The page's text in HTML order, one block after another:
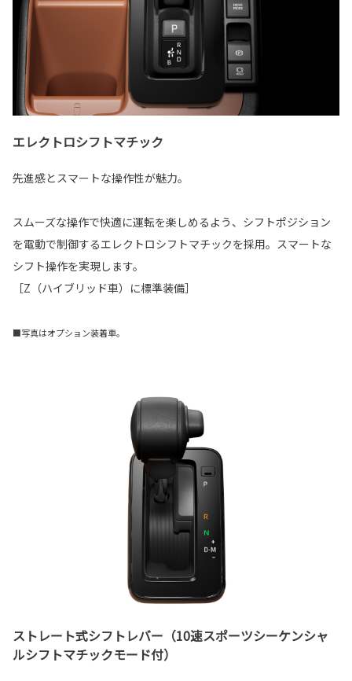
エレクトロシフトマチック
先進感とスマートな操作性が魅力。
スムーズな操作で快適に運転を楽しめるよう、シフトポジション
を電動で制御するエレクトロシフトマチックを採用。スマートな
シフト操作を実現します。
［Z（ハイブリッド車）に標準装備］
■写真はオプション装着車。
ストレート式シフトレバー（10速スポーツシーケンシャ
ルシフトマチックモード付）